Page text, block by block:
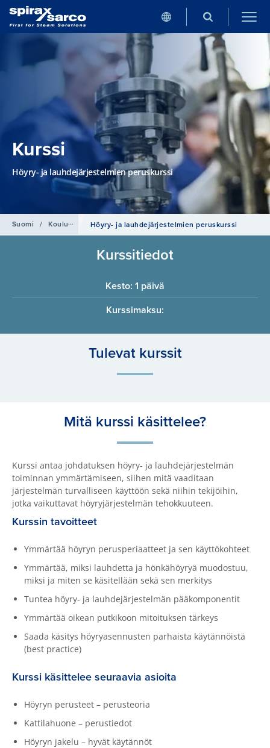
Kurssi
Höyry- ja lauhdejärjestelmien peruskurssi
Suomi / Koulutus Höyry- ja lauhdejärjestelmien peruskurssi
Kurssitiedot
Kesto: 1 päivä
Kurssimaksu:
Tulevat kurssit
Mitä kurssi käsittelee?
Kurssi antaa johdatuksen höyry‑ ja lauhdejärjestelmän
toiminnan ymmärtämiseen, siihen mitä vaaditaan
järjestelmän turvalliseen käyttöön sekä niihin tekijöihin,
jotka vaikuttavat höyryjärjestelmän tehokkuuteen.
Kurssin tavoitteet
Ymmärtää höyryn perusperiaatteet ja sen käyttökohteet
Ymmärtää, miksi lauhdetta ja hönkähöyryä muodostuu,
miksi ja miten se käsitellään sekä sen merkitys
Tuntea höyry‑ ja lauhdejärjestelmän pääkomponentit
Ymmärtää oikean putkikoon mitoituksen tärkeys
Saada käsitys höyryasennusten parhaista käytännöistä
(best practice)
Kurssi käsittelee seuraavia asioita
Höyryn perusteet – perusteoria
Kattilahuone – perustiedot
Höyryn jakelu – hyvät käytännöt